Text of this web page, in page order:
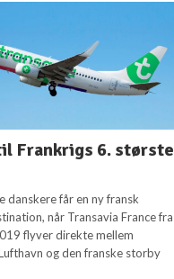
Frankrigs 6. største
danskere får en ny fransk
når Transavia France fra
flyver direkte mellem
og den franske storby